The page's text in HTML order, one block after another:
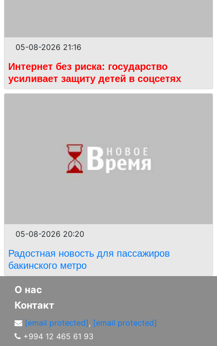
05-08-2026 21:16
Интернет без риска: государство
усиливает защиту детей в соцсетях
05-08-2026 20:20
Радостная новость для пассажиров
бакинского метро
О нас
Контакт
[email protected], [email protected]
+994 12 465 61 93